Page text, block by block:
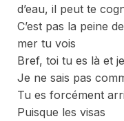
d’eau, il peut te
C’est pas la peine
mer tu vois
Bref, toi tu es là et
Je ne sais pas
Tu es forcément
Puisque les visas